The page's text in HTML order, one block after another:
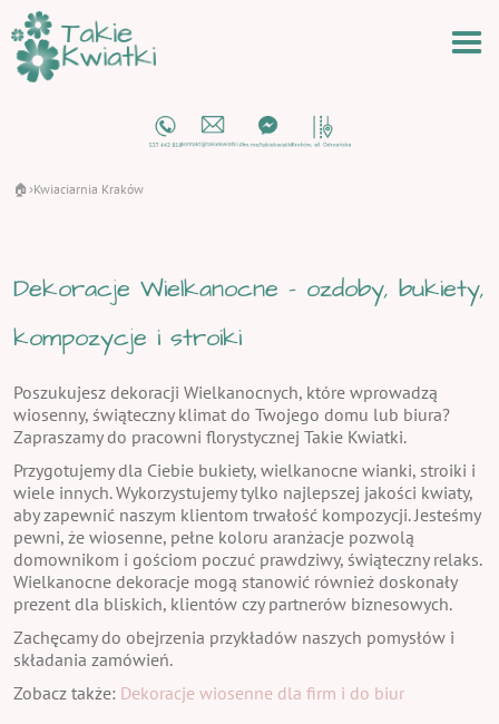
🏠 ›Kwiaciarnia Kraków
Dekoracje Wielkanocne - ozdoby, bukiety,
kompozycje i stroiki
Poszukujesz dekoracji Wielkanocnych, które wprowadzą
wiosenny, świąteczny klimat do Twojego domu lub biura?
Zapraszamy do pracowni florystycznej Takie Kwiatki.
Przygotujemy dla Ciebie bukiety, wielkanocne wianki, stroiki i
wiele innych. Wykorzystujemy tylko najlepszej jakości kwiaty,
aby zapewnić naszym klientom trwałość kompozycji. Jesteśmy
pewni, że wiosenne, pełne koloru aranżacje pozwolą
domownikom i gościom poczuć prawdziwy, świąteczny relaks.
Wielkanocne dekoracje mogą stanowić również doskonały
prezent dla bliskich, klientów czy partnerów biznesowych.
Zachęcamy do obejrzenia przykładów naszych pomysłów i
składania zamówień.
Zobacz także: Dekoracje wiosenne dla firm i do biur